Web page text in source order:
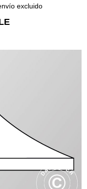
excluido